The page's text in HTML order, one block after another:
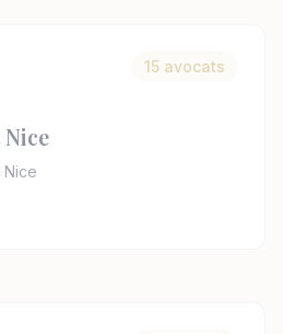
15 avocats
Nice